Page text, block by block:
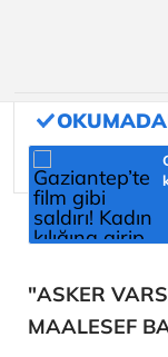
"ASKER
MAALESEF